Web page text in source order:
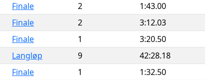
Finale 2
1:43.00
Finale 2
3:12.03
Finale 1
3:20.50
Langløp 9
42:28.18
Finale 1
1:32.50